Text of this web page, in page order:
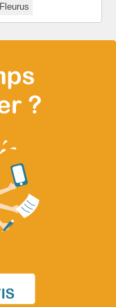
Fleurus